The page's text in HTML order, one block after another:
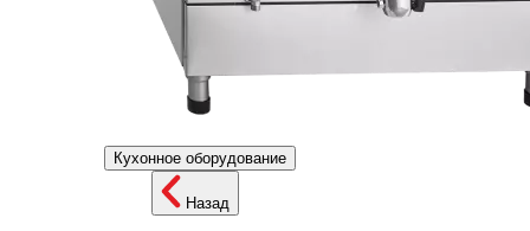
Кухонное оборудование
Назад